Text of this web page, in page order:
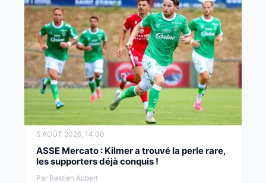
5 AOÛT 2026, 14:00
ASSE Mercato : Kilmer a trouvé la perle rare,
les supporters déjà conquis !
Par Bastien Aubert